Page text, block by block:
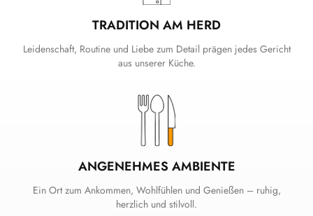
TRADITION AM HERD
Leidenschaft, Routine und Liebe zum Detail prägen jedes Gericht
aus unserer Küche.
ANGENEHMES AMBIENTE
Ein Ort zum Ankommen, Wohlfühlen und Genießen – ruhig,
herzlich und stilvoll.